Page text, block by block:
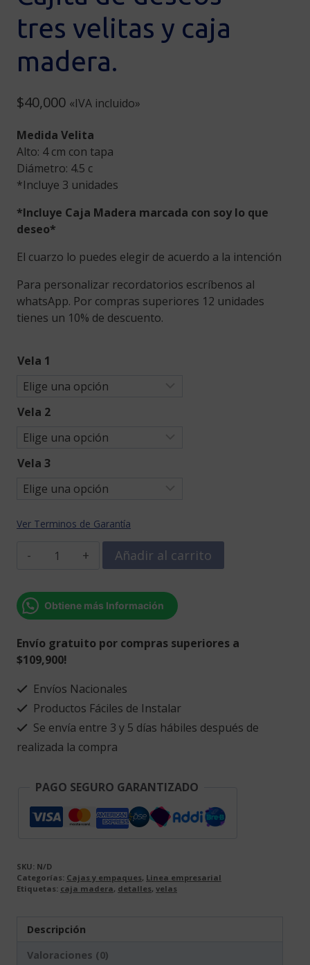
tres velitas y caja
madera.
$40,000 «IVA incluido»
Medida Velita
Alto: 4 cm con tapa
Diámetro: 4.5 c
*Incluye 3 unidades
*Incluye Caja Madera marcada con soy lo que
deseo*
El cuarzo lo puedes elegir de acuerdo a la intención
Para personalizar recordatorios escríbenos al
whatsApp. Por compras superiores 12 unidades
tienes un 10% de descuento.
Vela 1
Vela 2
Vela 3
Ver Terminos de Garantía
Cajita
-
tres
y
caja
madera.
Añadir al carrito
Obtiene más Información
Envío gratuito por compras superiores a
$109,900!
Envíos Nacionales
Productos Fáciles de Instalar
Se envía entre 3 y 5 días hábiles después de
realizada la compra
PAGO SEGURO GARANTIZADO
SKU: N/D
Categorías: Cajas y empaques, Linea empresarial
Etiquetas: caja madera, detalles, velas
Descripción
Valoraciones (0)